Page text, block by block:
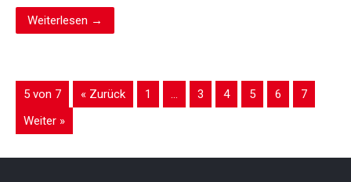
Weiterlesen →
5 von 7 « Zurück 1 … 3 4 5 6
7
Weiter »